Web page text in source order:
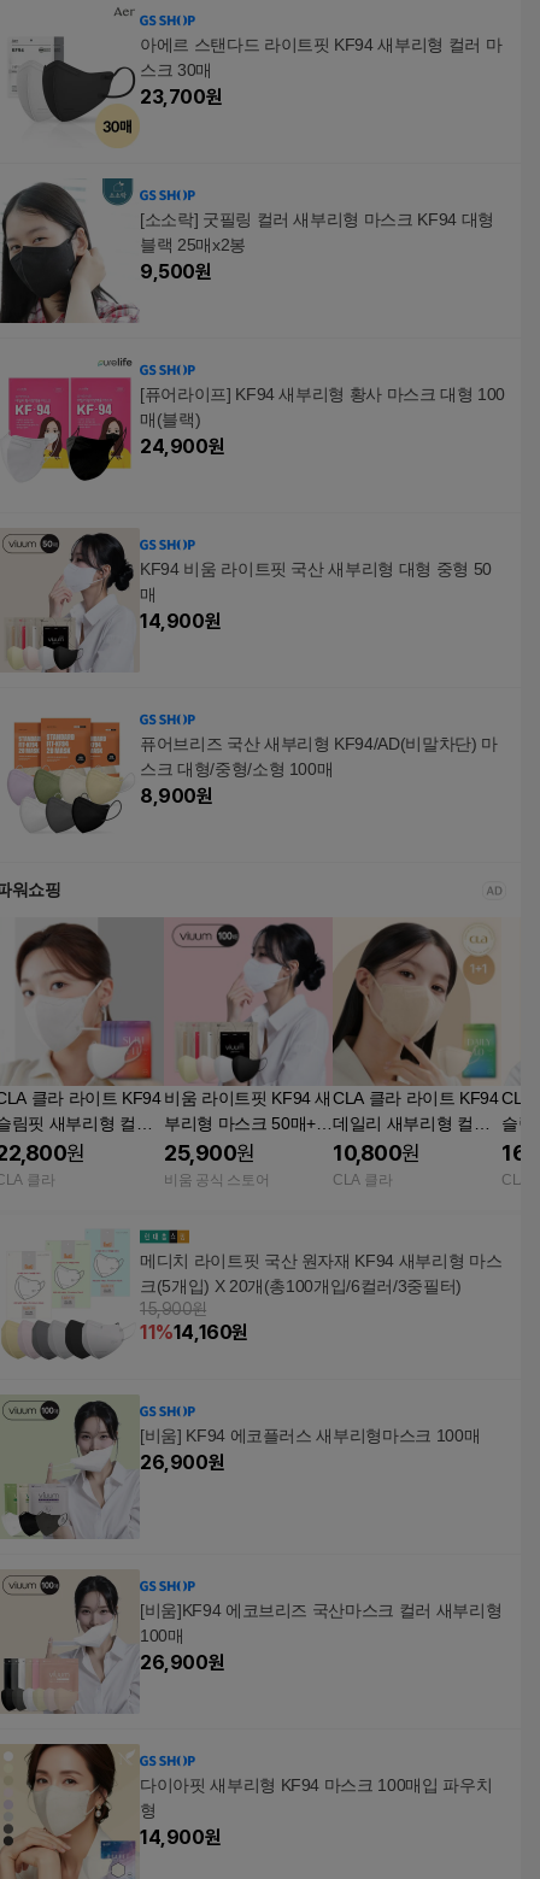
아에르 스탠다드 라이트핏 KF94 새부리형 컬러 마
스크 30매
23,700원
[소소락] 굿필링 컬러 새부리형 마스크 KF94 대형
블랙 25매x2봉
9,500원
[퓨어라이프] KF94 새부리형 황사 마스크 대형 100
매(블랙)
24,900원
KF94 비움 라이트핏 국산 새부리형 대형 중형 50
매
14,900원
퓨어브리즈 국산 새부리형 KF94/AD(비말차단) 마
스크 대형/중형/소형 100매
8,900원
워쇼핑
클라 라이트 KF94
림핏 새부리형 컬러
스크 중형 화이트 50
+50매+캡슐세제4p
원
클라
비움 라이트핏 KF94 새
부리형 마스크 50매+5
0매
25,900원
비움 공식 스토어
CLA 클라 라이트 KF94
데일리 새부리형 컬러
마스크 대형 스킨베이
지 25매+25매+캡슐세
10,800원
CLA 클라
CLA
슬림
마스
지
CLA
메디치 라이트핏 국산 원자재 KF94 새부리형 마스
크(5개입) X 20개(총100개입/6컬러/3중필터)
15,900원
11%14,160원
[비움] KF94 에코플러스 새부리형마스크 100매
26,900원
[비움]KF94 에코브리즈 국산마스크 컬러 새부리형
100매
26,900원
다이아핏 새부리형 KF94 마스크 100매입 파우치
형
14,900원